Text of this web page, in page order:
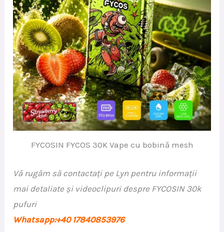
FYCOSIN FYCOS 30K Vape cu bobină mesh
Vă rugăm să contactați pe Lyn pentru informații
mai detaliate și videoclipuri despre FYCOSIN 30k
pufuri
Whatsapp:+40 17840853976